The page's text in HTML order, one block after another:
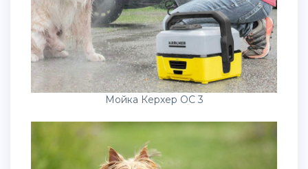
Мойка Керхер OC 3